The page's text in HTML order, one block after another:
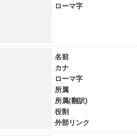
ローマ字
名前
カナ
ローマ字
所属
所属(翻訳)
役割
外部リンク